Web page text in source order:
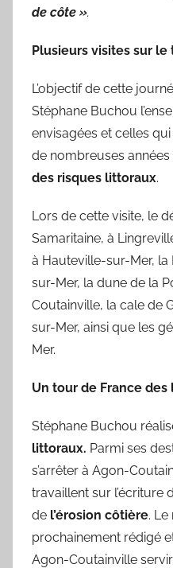
de côte ».
Plusieurs visites sur le
L’objectif de cette
Stéphane Buchou
envisagées et celles
de nombreuses
des risques littoraux.
Lors de cette visite, le
Samaritaine, à
à Hauteville-sur-Mer,
sur-Mer, la dune de la
Coutainville, la cale de
sur-Mer, ainsi que les
Mer.
Un tour de France
Stéphane Buchou
littoraux. Parmi ses
s’arrêter à Agon-
travaillent sur l’écriture
de l’érosion côtière.
prochainement rédigé
Agon-Coutainville